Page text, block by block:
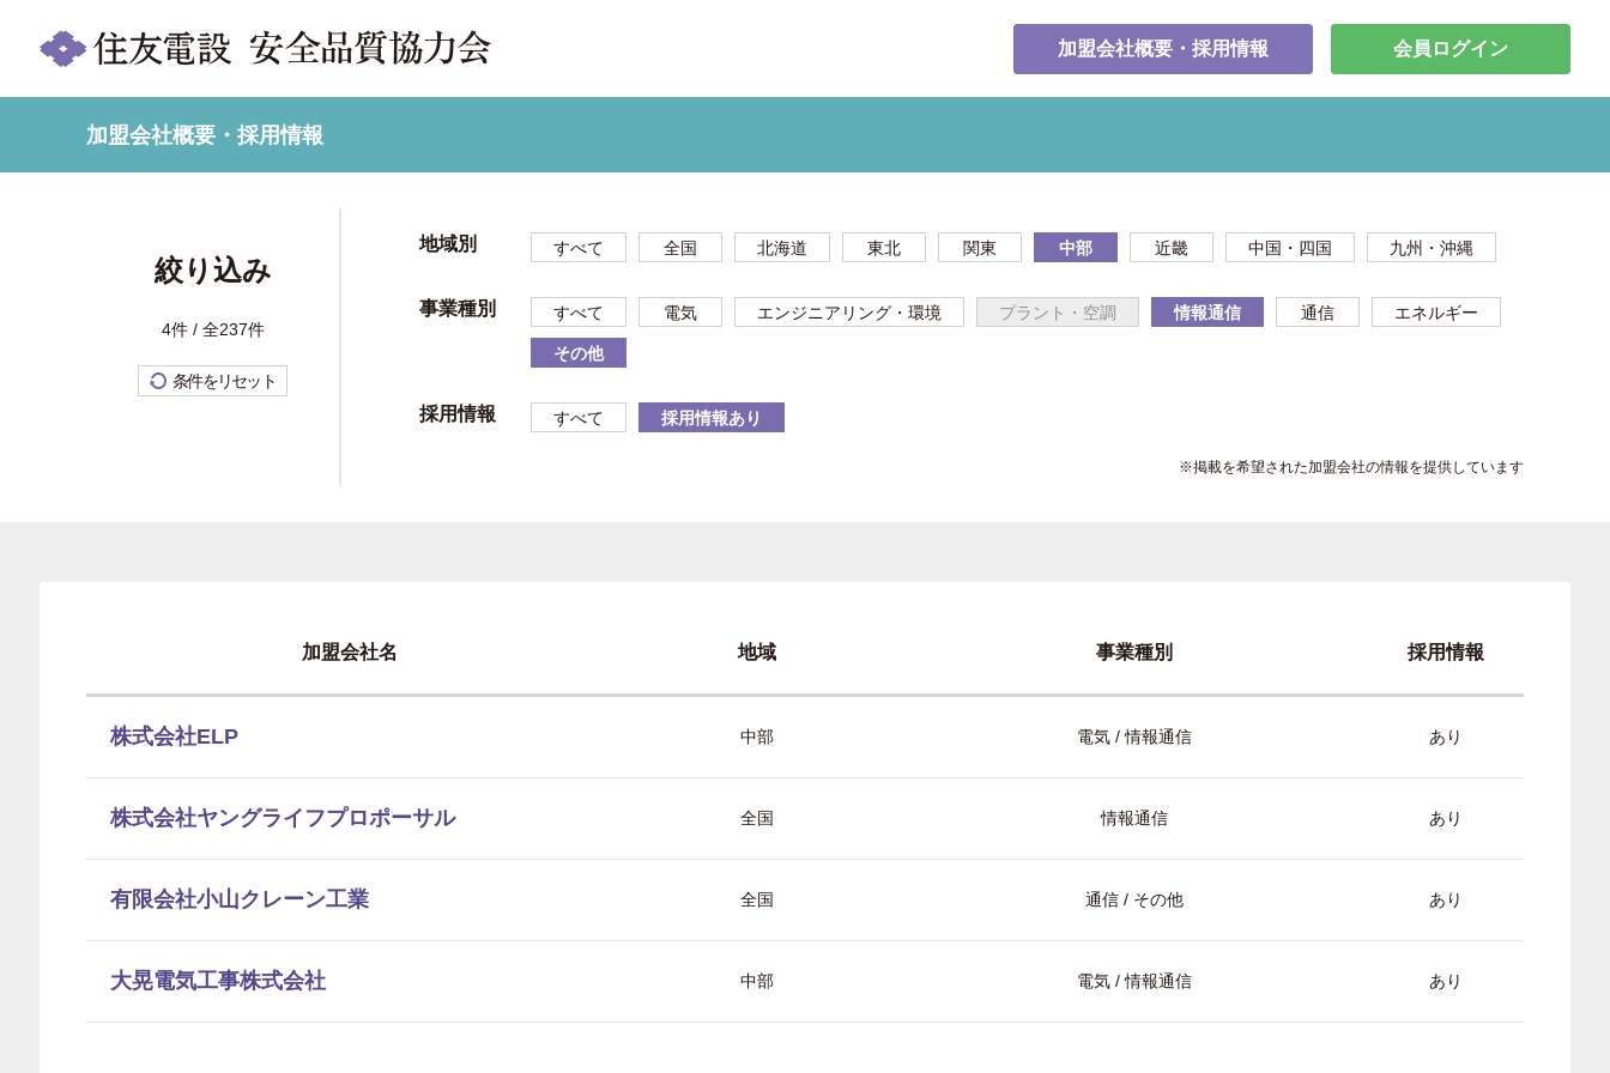
加盟会社概要・採用情報 会員ログイン
加盟会社概要・採用情報
絞り込み
4件 / 全237件
条件をリセット
地域別 すべて 全国 北海道 東北 関東 中部 近畿 中国・四国 九州・沖縄
事業種別 すべて 電気 エンジニアリング・環境 プラント・空調 情報通信 通信 エネルギー
その他
採用情報 すべて 採用情報あり
※掲載を希望された加盟会社の情報を提供しています
加盟会社名 地域 事業種別 採用情報
株式会社ELP 中部 電気 / 情報通信 あり
株式会社ヤングライフプロポーサル 全国 情報通信 あり
有限会社小山クレーン工業 全国 通信 / その他 あり
大晃電気工事株式会社 中部 電気 / 情報通信 あり